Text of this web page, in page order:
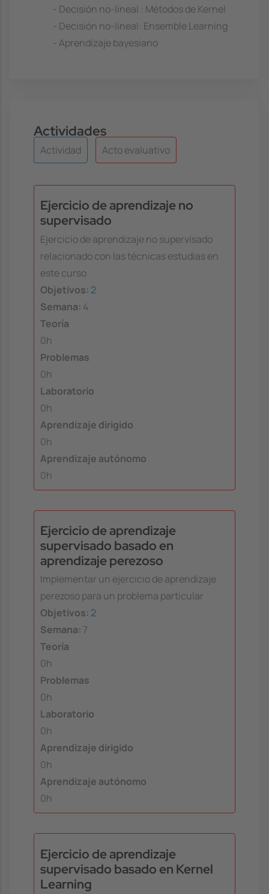
- Decisión no-lineal : Métodos de Kernel
- Decisión no-lineal: Ensemble Learning
- Aprendizaje bayesiano
Actividades
Actividad Acto evaluativo
Ejercicio de aprendizaje no
supervisado
Ejercicio de aprendizaje no supervisado
relacionado con las técnicas estudias en
este curso
Objetivos: 2
Semana: 4
Teoría
0h
Problemas
0h
Laboratorio
0h
Aprendizaje dirigido
0h
Aprendizaje autónomo
0h
Ejercicio de aprendizaje
supervisado basado en
aprendizaje perezoso
Implementar un ejercicio de aprendizaje
perezoso para un problema particular
Objetivos: 2
Semana: 7
Teoría
0h
Problemas
0h
Laboratorio
0h
Aprendizaje dirigido
0h
Aprendizaje autónomo
0h
Ejercicio de aprendizaje
supervisado basado en Kernel
Learning